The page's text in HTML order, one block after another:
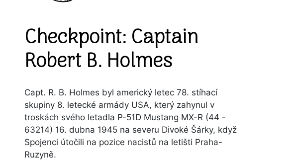
Checkpoint: Captain
Robert B. Holmes
Capt. R. B. Holmes byl americký letec 78. stíhací
skupiny 8. letecké armády USA, který zahynul v
troskách svého letadla P-51D Mustang MX-R (44 -
63214) 16. dubna 1945 na severu Divoké Šárky, když
Spojenci útočili na pozice nacistů na letišti Praha-
Ruzyně.